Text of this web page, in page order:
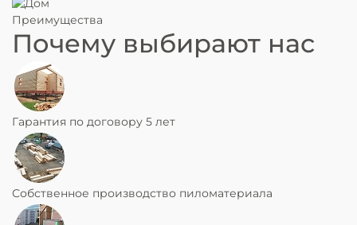
Преимущества
Почему выбирают нас
Гарантия по договору 5 лет
Собственное производство пиломатериала